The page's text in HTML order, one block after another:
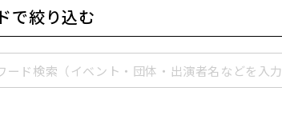
で絞り込む
ード検索 （イベント・団体・出演者名などを入力